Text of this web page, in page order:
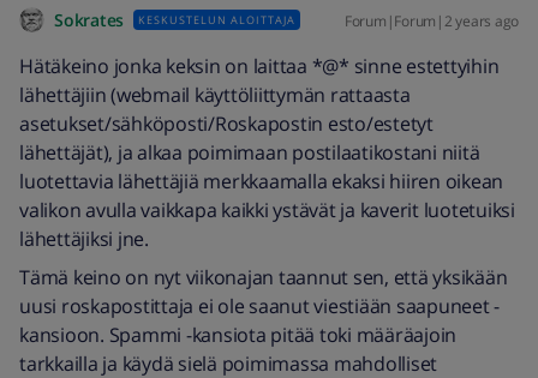
Sokrates KESKUSTELUN ALOITTAJA Forum|Forum|2 years ago
Hätäkeino jonka keksin on laittaa *@* sinne estettyihin
lähettäjiin (webmail käyttöliittymän rattaasta
asetukset/sähköposti/Roskapostin esto/estetyt
lähettäjät), ja alkaa poimimaan postilaatikostani niitä
luotettavia lähettäjiä merkkaamalla ekaksi hiiren oikean
valikon avulla vaikkapa kaikki ystävät ja kaverit luotetuiksi
lähettäjiksi jne.
Tämä keino on nyt viikonajan taannut sen, että yksikään
uusi roskapostittaja ei ole saanut viestiään saapuneet -
kansioon. Spammi -kansiota pitää toki määräajoin
tarkkailla ja käydä sielä poimimassa mahdolliset